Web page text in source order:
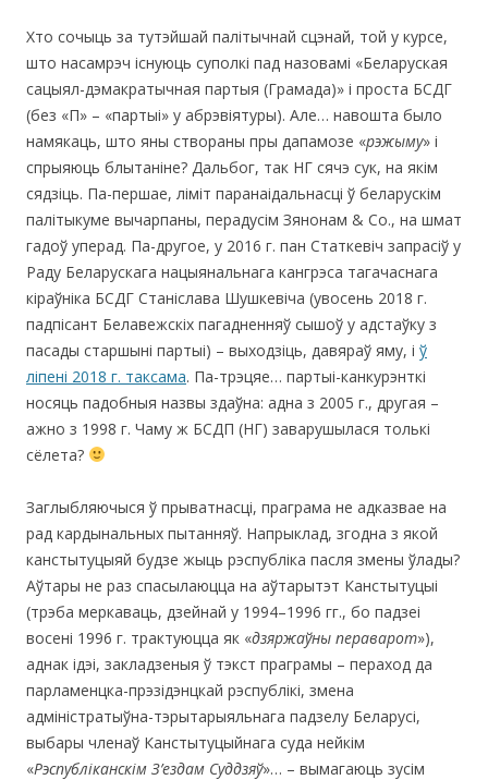
Хто сочыць за тутэйшай палітычнай сцэнай, той у курсе,
што насамрэч існуюць суполкі пад назовамі «Беларуская
сацыял-дэмакратычная партыя (Грамада)» і проста БСДГ
(без «П» – «партыі» у абрэвіятуры). Але… навошта было
намякаць, што яны створаны пры дапамозе «рэжыму» і
спрыяюць блытаніне? Дальбог, так НГ сячэ сук, на якім
сядзіць. Па-першае, ліміт паранаідальнасці ў беларускім
палітыкуме вычарпаны, перадусім Зянонам & Co., на шмат
гадоў уперад. Па-другое, у 2016 г. пан Статкевіч запрасіў у
Раду Беларускага нацыянальнага кангрэса тагачаснага
кіраўніка БСДГ Станіслава Шушкевіча (увосень 2018 г.
падпісант Белавежскіх пагадненняў сышоў у адстаўку з
пасады старшыні партыі) – выходзіць, давяраў яму, і ў
ліпені 2018 г. таксама. Па-трэцяе… партыі-канкурэнткі
носяць падобныя назвы здаўна: адна з 2005 г., другая –
ажно з 1998 г. Чаму ж БСДП (НГ) заварушылася толькі
сёлета?
Заглыбляючыся ў прыватнасці, праграма не адказвае на
рад кардынальных пытанняў. Напрыклад, згодна з якой
канстытуцыяй будзе жыць рэспубліка пасля змены ўлады?
Аўтары не раз спасылаюцца на аўтарытэт Канстытуцыі
(трэба меркаваць, дзейнай у 1994–1996 гг., бо падзеі
восені 1996 г. трактуюцца як «дзяржаўны пераварот»),
аднак ідэі, закладзеныя ў тэкст праграмы – пераход да
парламенцка-прэзідэнцкай рэспублікі, змена
адміністратыўна-тэрытарыяльнага падзелу Беларусі,
выбары членаў Канстытуцыйнага суда нейкім
«Рэспубліканскім З’ездам Суддзяў»… – вымагаюць зусім